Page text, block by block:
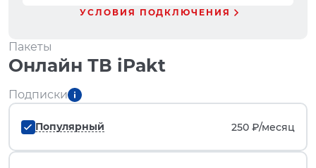
УСЛОВИЯ ПОДКЛЮЧЕНИЯ
Пакеты
Онлайн ТВ iPakt
Подписки
Популярный 250 ₽/месяц